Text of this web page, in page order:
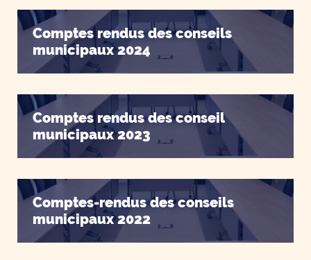
Comptes rendus des conseils
municipaux 2024
Comptes rendus des conseil
municipaux 2023
Comptes-rendus des conseils
municipaux 2022